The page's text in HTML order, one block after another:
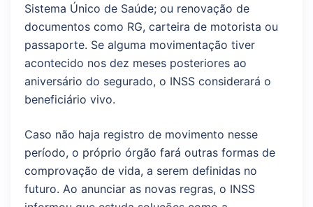
Sistema Único de Saúde; ou renovação de
documentos como RG, carteira de motorista ou
passaporte. Se alguma movimentação tiver
acontecido nos dez meses posteriores ao
aniversário do segurado, o INSS considerará o
beneficiário vivo.
Caso não haja registro de movimento nesse
período, o próprio órgão fará outras formas de
comprovação de vida, a serem definidas no
futuro. Ao anunciar as novas regras, o INSS